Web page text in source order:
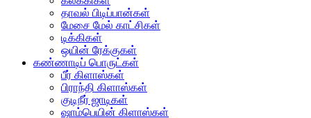
தாவல் பிடிப்பான்கள்
மேசை மேல் காட்சிகள்
டிக்கிகள்
ஒயின் ரேக்குகள்
கண்ணாடிப் பொருட்கள்
பீர் கிளாஸ்கள்
பிராந்தி கிளாஸ்கள்
குடிநீர் ஜாடிகள்
ஷாம்பெயின் கிளாஸ்கள்